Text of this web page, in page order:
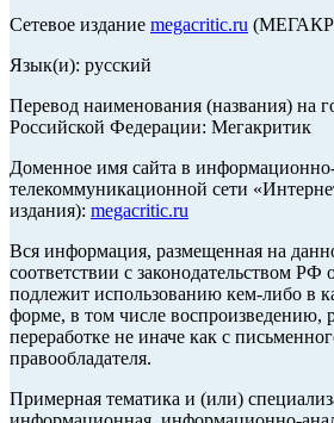
Сетевое издание megacritic.ru
Язык(и): русский
Перевод наименования (названия) на
Российской Федерации: Мегакритик
Доменное имя сайта в
телекоммуникационной сети
издания): megacritic.ru
Вся информация, размещенная на
соответствии с законодательством РФ
подлежит использованию кем-либо в
форме, в том числе воспроизведению,
переработке не иначе как с
правообладателя.
Примерная тематика и (или)